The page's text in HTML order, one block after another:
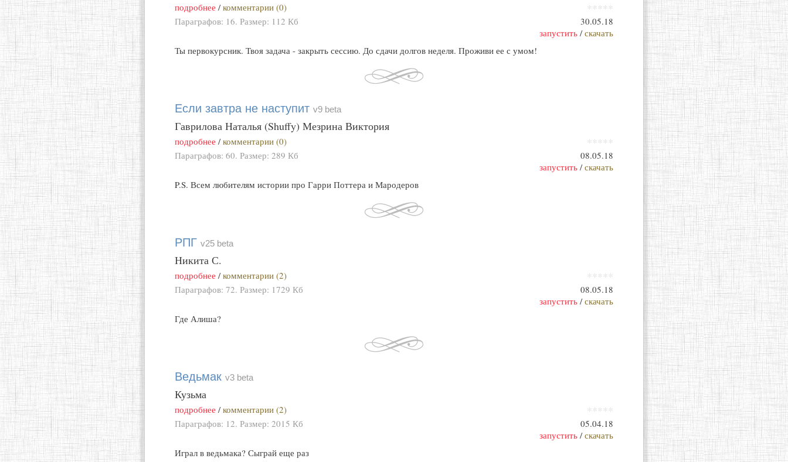
подробнее /комментарии (0) *****
Параграфов: 16. Размер: 112 Кб
30.05.18
запустить /скачать
Ты первокурсник. Твоя задача - закрыть сессию. До сдачи долгов неделя. Проживи ее с умом!
Если завтра не наступит v9 beta
Гаврилова Наталья (Shuffy) Мезрина Виктория
подробнее /комментарии (0) *****
Параграфов: 60. Размер: 289 Кб
08.05.18
запустить /скачать
P.S. Всем любителям истории про Гарри Поттера и Мародеров
РПГ v25 beta
Никита С.
подробнее /комментарии (2) *****
Параграфов: 72. Размер: 1729 Кб
08.05.18
запустить /скачать
Где Алиша?
Ведьмак v3 beta
Кузьма
подробнее /комментарии (2) *****
Параграфов: 12. Размер: 2015 Кб
05.04.18
запустить /скачать
Играл в ведьмака? Сыграй еще раз